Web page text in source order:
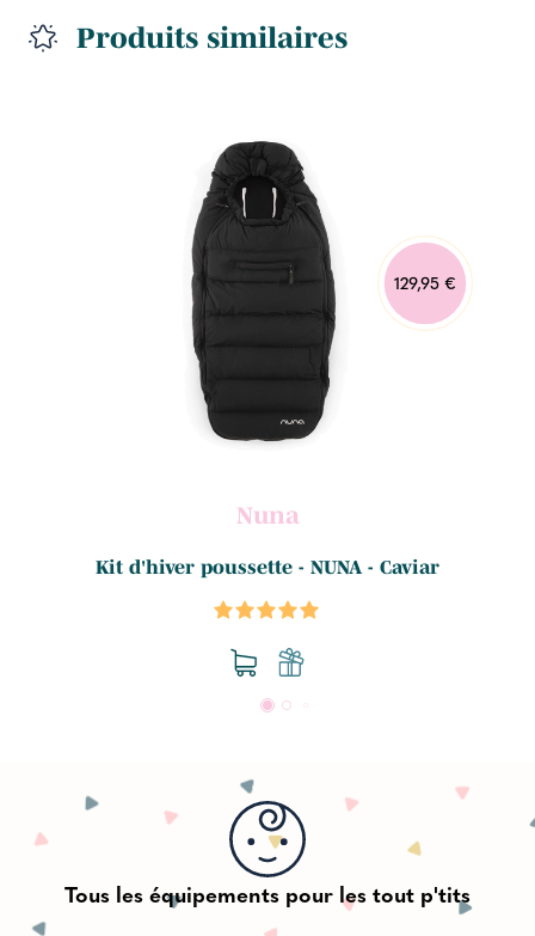
Produits similaires
129,95 €
Nuna
Kit d'hiver poussette - NUNA - Caviar
Tous les équipements pour les tout p'tits